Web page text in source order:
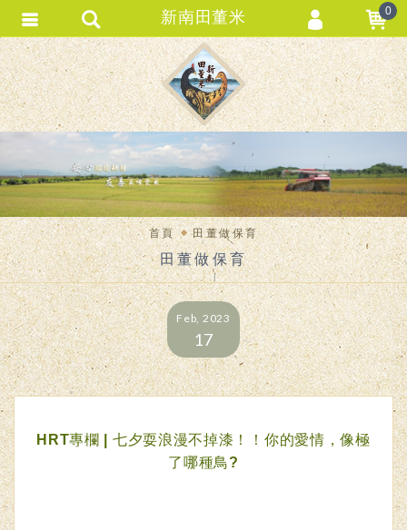
首頁 田董做保育
田董做保育
Feb, 2023
17
HRT專欄 | 七夕耍浪漫不掉漆！！你的愛情，像極
了哪種鳥?
新南田董米 0
會員登入
會員註冊
忘記密碼
訂單查詢
匯款通知